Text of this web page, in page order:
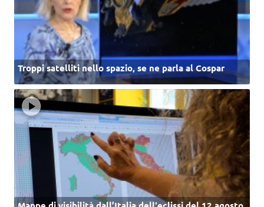
Troppi satelliti nello spazio, se ne parla al Cospar